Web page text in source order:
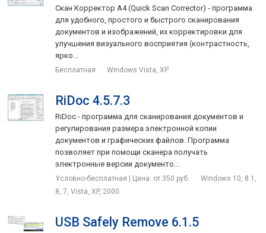
Скан Корректор А4 (Quick Scan Corrector) - программа
для удобного, простого и быстрого сканирования
документов и изображений, их корректировки для
улучшения визуального восприятия (контрастность,
ярко...
Бесплатная Windows Vista, XP
RiDoc 4.5.7.3
RiDoc - программа для сканирования документов и
регулирования размера электронной копии
документов и графических файлов. Программа
позволяет при помощи сканера получать
электронные версии документо...
Условно-бесплатная | Цена: от 350 руб.
Windows 10, 8.1,
8, 7, Vista, XP, 2000
USB Safely Remove 6.1.5